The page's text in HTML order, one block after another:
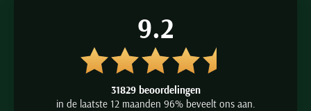
9.2
31829 beoordelingen
in de laatste 12 maanden 96% beveelt ons aan.